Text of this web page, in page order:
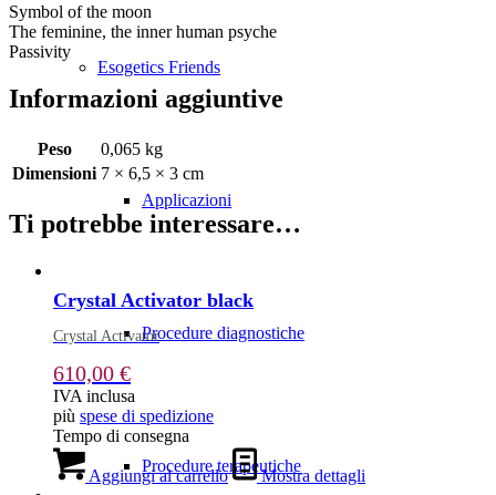
Esogetics Friends
Applicazioni
Procedure diagnostiche
Procedure terapeutiche
Symbol of the moon
The feminine, the inner human psyche
Passivity
Informazioni aggiuntive
Peso
0,065 kg
Dimensioni 7 × 6,5 × 3 cm
Ti potrebbe interessare…
Crystal Activator black
Crystal Activator
610,00 €
IVA inclusa
più spese di spedizione
Tempo di consegna
Aggiungi al carrello Mostra dettagli